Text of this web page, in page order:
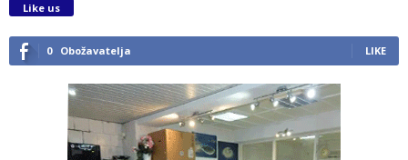
Like us
0 Obožavatelja LIKE